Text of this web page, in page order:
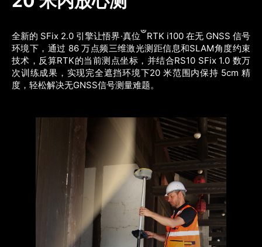
全新的 SFix 2.0 引擎让悟界·真位®RTK i100 在无 GNSS 信号
环境下，通过 86 万点频三维激光测距信息和SLAM角度约束
技术，反算RTK的当前测点坐标，并结合RS10 SFix 1.0 数万
次训练成果，实现完全遮挡环境下20 米范围内保持 5cm 精
度，轻松解决无GNSS信号测量难题。